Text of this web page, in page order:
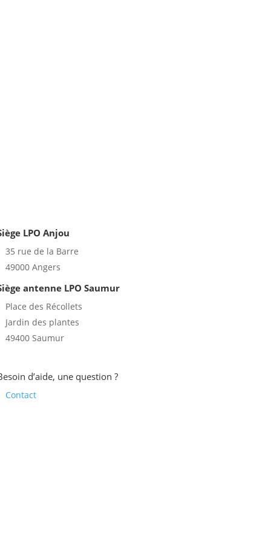
LPO Anjou
35 rue de la Barre
49000 Angers
antenne LPO Saumur
Place des Récollets
Jardin des plantes
49400 Saumur
d’aide, une question ?
Contact